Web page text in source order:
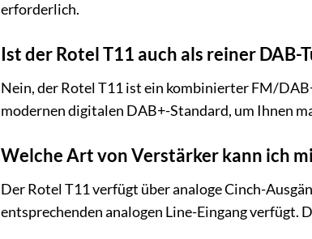
erforderlich.
Ist der Rotel T11 auch als reiner DAB-
Nein, der Rotel T11 ist ein kombinierter FM/
modernen digitalen DAB+-Standard, um Ihnen
Welche Art von Verstärker kann ich
Der Rotel T11 verfügt über analoge Cinch-
entsprechenden analogen Line-Eingang verfügt.